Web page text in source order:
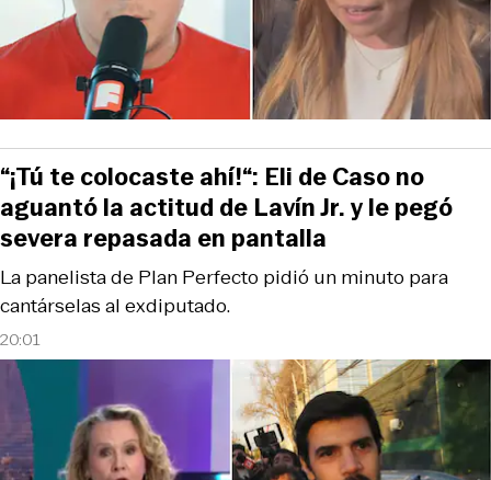
20:01
La panelista de Plan Perfecto pidió un minuto para
cantárselas al exdiputado.
“¡Tú te colocaste ahí!“: Eli de Caso no
aguantó la actitud de Lavín Jr. y le pegó
severa repasada en pantalla